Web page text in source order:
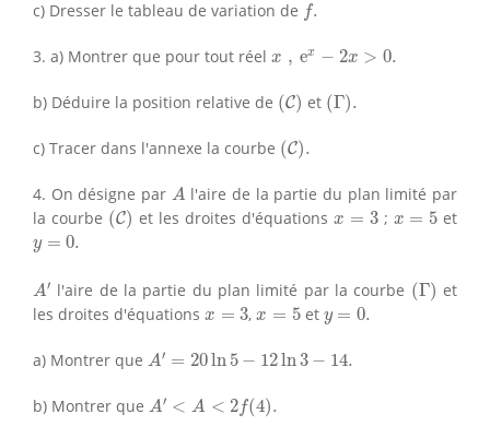
c) Dresser le tableau de variation de f.
3. a) Montrer que pour tout réel x , ex − 2x > 0.
x x− x>0.
b) Déduire la position relative de (C)
(C) et (Γ).
(Γ).
c) Tracer dans l'annexe la courbe (C).
(C)
4. On désigne par A
A l'aire de la partie du plan limité par
la courbe (C)
(C) et les droites d'équationsx = 3
x =3 ; x = 5
x=5 et
y = 0.
y =0.
A′
A′ l'aire de la partie du plan limité par la courbe (Γ)
(Γ) et
les droites d'équations x = 3
x=3 ,x = 5
x =5 et y = 0.
y=0.
a) Montrer que A′ = 20ln 5 − 12ln3 − 14.
A′= 20ln5 −12 ln3− 14.
b) Montrer que A′ < A < 2f(4).
A′< A <2 (4)